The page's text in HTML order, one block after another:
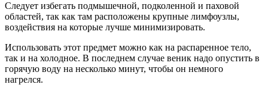
Следует избегать подмышечной, подколенной и паховой
областей, так как там расположены крупные лимфоузлы,
воздействия на которые лучше минимизировать.
Использовать этот предмет можно как на распаренное тело,
так и на холодное. В последнем случае веник надо опустить в
горячую воду на несколько минут, чтобы он немного
нагрелся.